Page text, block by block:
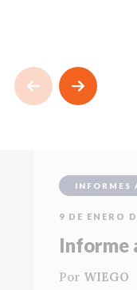
INFORMES
9 DE ENERO
Informe
Por WIEGO